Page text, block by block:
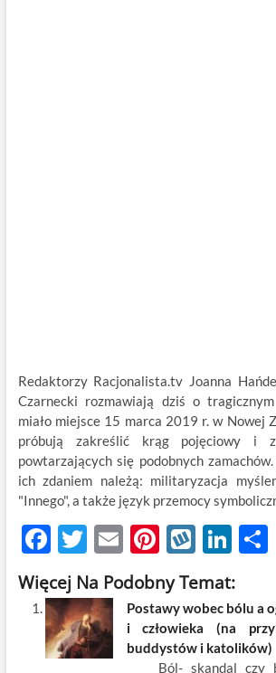
Redaktorzy Racjonalista.tv Joanna
Czarnecki rozmawiają dziś o
miało miejsce 15 marca 2019 r. w Nowej
próbują zakreślić krąg pojęciowy i
powtarzających się podobnych
ich zdaniem należą: militaryzacja
"Innego", a także język przemocy
F
ac
e
b
o
T
w
itt
er
E
m
ail
Pi
nt
er
es
t
W
k
o
p
Li
k
e
dI
S
Więcej Na Podobny Temat:
Postawy wobec bólu a
i człowieka (na
buddystów i katolików)
Ból- skandal czy